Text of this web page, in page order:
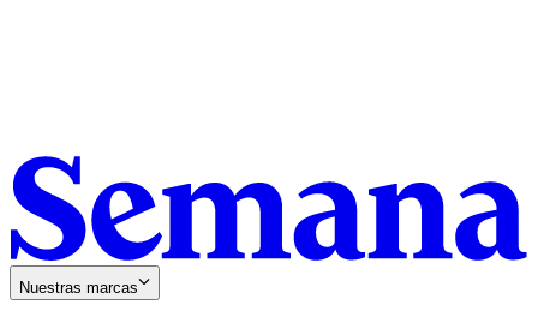
Nuestras marcas